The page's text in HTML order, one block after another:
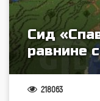
Сид
равнине
218063